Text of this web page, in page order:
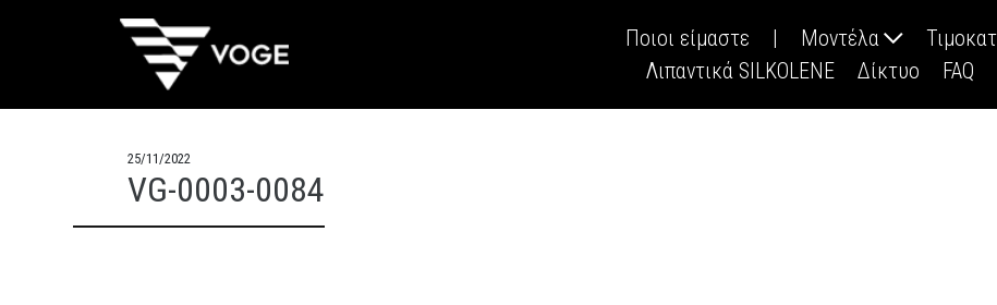
Ποιοι είμαστε | Μοντέλα
Λιπαντικά SILKOLENE
Δίκτυο FAQ
25/11/2022
VG-0003-0084